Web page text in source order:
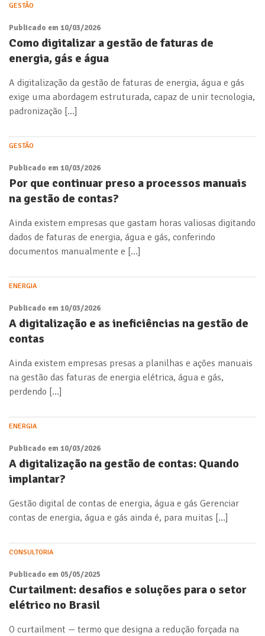
GESTÃO
Publicado em 10/03/2026
Como digitalizar a gestão de faturas de
energia, gás e água
A digitalização da gestão de faturas de energia, água e gás
exige uma abordagem estruturada, capaz de unir tecnologia,
padronização […]
GESTÃO
Publicado em 10/03/2026
Por que continuar preso a processos manuais
na gestão de contas?
Ainda existem empresas que gastam horas valiosas digitando
dados de faturas de energia, água e gás, conferindo
documentos manualmente e […]
ENERGIA
Publicado em 10/03/2026
A digitalização e as ineficiências na gestão de
contas
Ainda existem empresas presas a planilhas e ações manuais
na gestão das faturas de energia elétrica, água e gás,
perdendo […]
ENERGIA
Publicado em 10/03/2026
A digitalização na gestão de contas: Quando
implantar?
Gestão digital de contas de energia, água e gás Gerenciar
contas de energia, água e gás ainda é, para muitas […]
CONSULTORIA
Publicado em 05/05/2025
Curtailment: desafios e soluções para o setor
elétrico no Brasil
O curtailment — termo que designa a redução forçada na